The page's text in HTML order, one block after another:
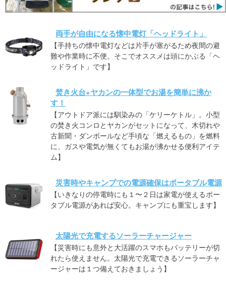
両手が自由になる懐中電灯「ヘッドライト」
【手持ちの懐中電灯などは片手が塞がるため夜間の避
難や作業時に不便。そこでオススメは頭にかぶる「ヘ
ッドライト」です】
焚き火台+ヤカンの一体型でお湯を簡単に沸か
す！
【アウトドア派には馴染みの「ケリーケトル」。小型
の焚き火コンロとヤカンがセットになって、木切れや
古新聞・ダンボールなど手頃な「燃えるもの」を燃料
に、ガスや電気が無くてもお湯が沸かせる便利アイテ
ム】
災害時やキャンプでの電源確保はポータブル電源
【いきなりの停電時にも１〜２日は家電が使えるポー
タブル電源があれば安心。キャンプにも重宝します】
太陽光で充電するソーラーチャージャー
【災害時にも意外と大活躍のスマホもバッテリーが切
れたら使えません。太陽光で充電できるソーラーチャ
ージャーは１つ備えておきましょう】